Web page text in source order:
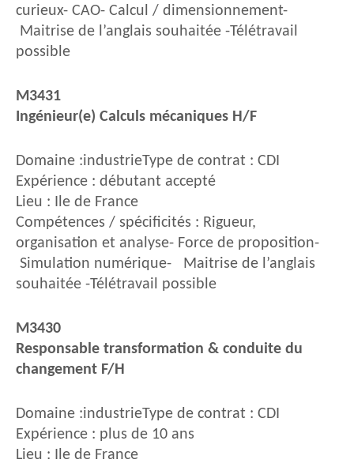
curieux- CAO- Calcul / dimensionnement-
Maitrise de l’anglais souhaitée -Télétravail
possible
M3431
Ingénieur(e) Calculs mécaniques H/F
Domaine :industrieType de contrat : CDI
Expérience : débutant accepté
Lieu : Ile de France
Compétences / spécificités : Rigueur,
organisation et analyse- Force de proposition-
Simulation numérique- Maitrise de l’anglais
souhaitée -Télétravail possible
M3430
Responsable transformation & conduite du
changement F/H
Domaine :industrieType de contrat : CDI
Expérience : plus de 10 ans
Lieu : Ile de France